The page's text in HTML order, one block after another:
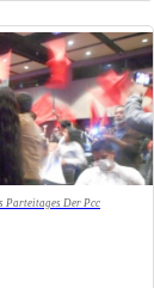
Parteitages Der Pcc